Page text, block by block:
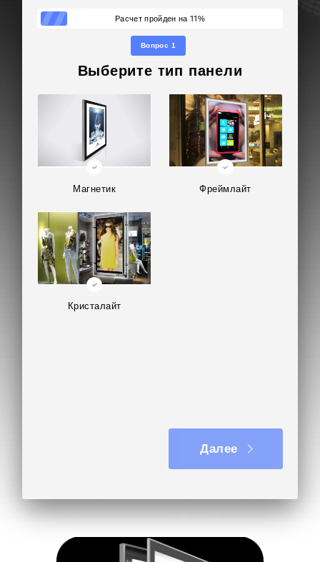
Расчет пройден на 11%
Вопрос 1
Выберите тип панели
Магнетик Фреймлайт
Кристалайт
Далее